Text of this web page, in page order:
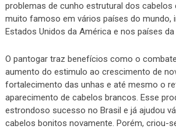
problemas de cunho estrutural dos cabelos
muito famoso em vários países do mundo,
Estados Unidos da América e nos países da
O pantogar traz benefícios como o
aumento do estimulo ao crescimento de
fortalecimento das unhas e até mesmo o
aparecimento de cabelos brancos. Esse
estrondoso sucesso no Brasil e já ajudou
cabelos bonitos novamente. Porém, criou-